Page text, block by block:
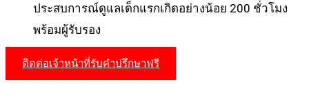
ประสบการณ์ดูแลเด็กแรกเกิดอย่างน้อย 200 ชั่วโมง
พร้อมผู้รับรอง
ติดต่อเจ้าหน้าที่รับคำปรึกษาฟรี